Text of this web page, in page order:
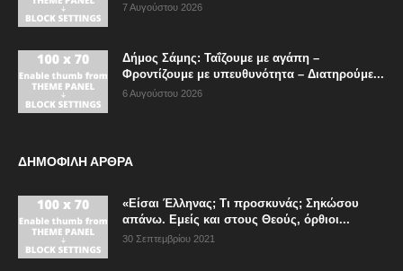
7 Αυγούστου 2026
Δήμος Σάμης: Ταΐζουμε με αγάπη –
Φροντίζουμε με υπευθυνότητα – Διατηρούμε...
6 Αυγούστου 2026
ΔΗΜΟΦΙΛΗ ΑΡΘΡΑ
«Είσαι Έλληνας; Τι προσκυνάς; Σηκώσου
απάνω. Εμείς και στους Θεούς, όρθιοι...
30 Σεπτεμβρίου 2021